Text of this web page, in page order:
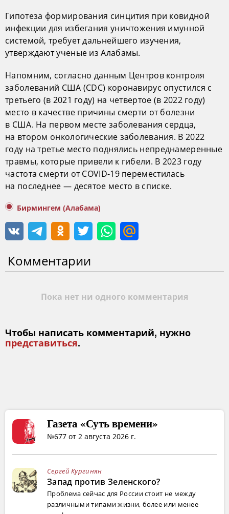
Гипотеза формирования синцития при ковидной
инфекции для избегания уничтожения имунной
системой, требует дальнейшего изучения,
утверждают ученые из Алабамы.
Напомним, согласно данным Центров контроля
заболеваний США (CDC) коронавирус опустился с
третьего (в 2021 году) на четвертое (в 2022 году)
место в качестве причины смерти от болезни
в США. На первом месте заболевания сердца,
на втором онкологические заболевания. В 2022
году на третье место поднялись непреднамеренные
травмы, которые привели к гибели. В 2023 году
частота смерти от COVID-19 переместилась
на последнее — десятое место в списке.
Бирмингем (Алабама)
Комментарии
Пока нет ни одного комментария
Чтобы написать комментарий, нужно
представиться.
Газета «Суть времени»
№677 от 2 августа 2026 г.
Сергей Кургинян
Запад против Зеленского?
Проблема сейчас для России стоит не между
различными типами жизни, более или менее